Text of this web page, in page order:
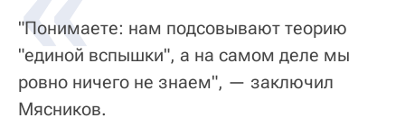
"Понимаете: нам подсовывают теорию
"единой вспышки", а на самом деле мы
ровно ничего не знаем", — заключил
Мясников.